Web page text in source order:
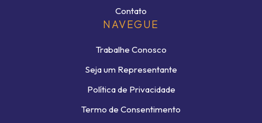
Contato
NAVEGUE
Trabalhe Conosco
Seja um Representante
Política de Privacidade
Termo de Consentimento